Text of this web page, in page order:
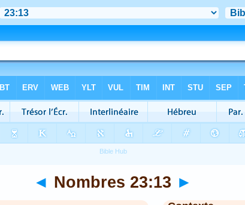
◄ Nombres 23:13 ►